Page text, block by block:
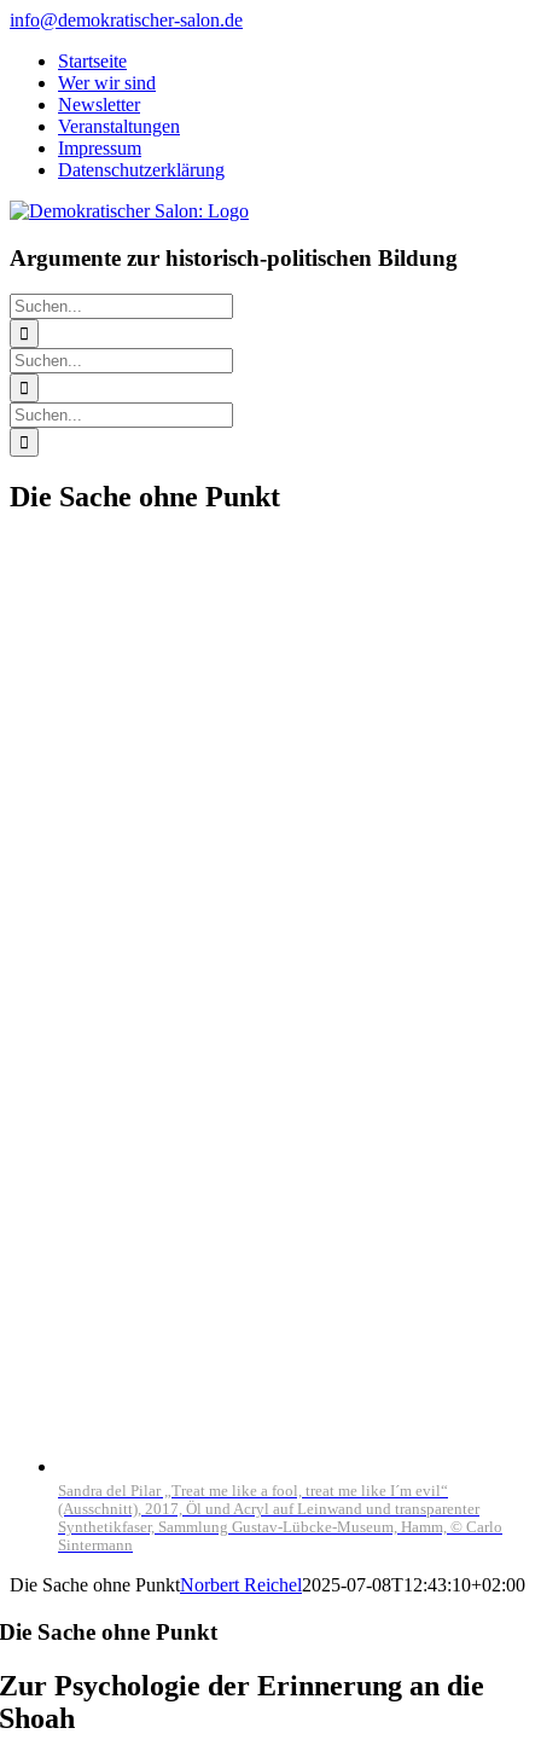
Zum
springen
info@demokratischer-salon.de
Startseite
Wer wir sind
Newsletter
Veranstaltungen
Impressum
Datenschutzerklärung
Argumente zur historisch-politischen Bildung
Suche
nach:
Suche
nach:
Suche
nach:
Die Sache ohne Punkt
Sandra del Pilar „Treat me like a fool, treat me like I´m evil“
(Ausschnitt), 2017, Öl und Acryl auf Leinwand und transparenter
Synthetikfaser, Sammlung Gustav-Lübcke-Museum, Hamm, © Carlo
Sintermann
Die Sache ohne PunktNorbert Reichel2025-07-08T12:43:10+02:00
Die Sache ohne Punkt
Zur Psychologie der Erinnerung an die
Shoah